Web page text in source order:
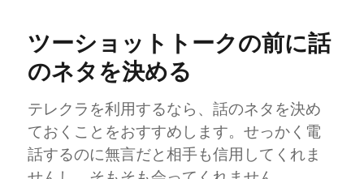
ー
ツーショットトークの前に話
のネタを決める
テレクラを利用するなら、話のネタを決め
ておくことをおすすめします。せっかく電
話するのに無言だと相手も信用してくれま